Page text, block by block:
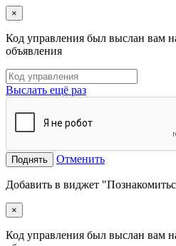
×
Код управления был выслан вам
объявления
Выслать ещё раз
Поднять Отменить
Добавить в виджет
×
Код управления был выслан вам